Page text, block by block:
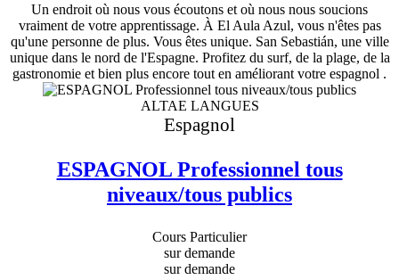
Un endroit où nous vous écoutons et où nous nous soucions
vraiment de votre apprentissage. À El Aula Azul, vous n'êtes pas
qu'une personne de plus. Vous êtes unique. San Sebastián, une ville
unique dans le nord de l'Espagne. Profitez du surf, de la plage, de la
gastronomie et bien plus encore tout en améliorant votre espagnol .
ALTAE LANGUES
Espagnol
ESPAGNOL Professionnel tous
niveaux/tous publics
Cours Particulier
sur demande
sur demande